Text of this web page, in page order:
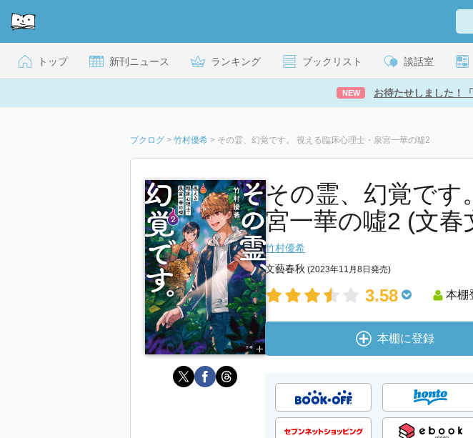
トップ 新刊ニュース ランキング ブックリスト 談話室
NEW お待たせしました！
ブクログ > 竹村優希 > その霊、幻覚です。 視える臨床心理士・泉宮一華の噓2
その霊、幻覚です
宮一華の噓2 (文春
竹村優希
文藝春秋 (2023年11月8日発売)
3.58 本棚
本棚に登録